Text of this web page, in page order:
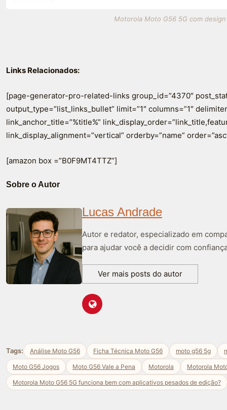
Motorola Moto G56 5G com
Links Relacionados:
[page-generator-pro-related-links group_id=”4370″
output_type=”list_links_bullet” limit=”1″ columns=”1″
link_anchor_title=”%title%”
link_display_alignment=”vertical” orderby=”name”
[amazon box =”B0F9MT4TTZ”]
Sobre o Autor
Lucas Andrade
Autor e redator, especializado em
para ajudar você a decidir com
Ver mais posts do autor
Tags: Análise Moto G56 Ficha Técnica Moto G56 moto g56 5g
Moto G56 Jogos Moto G56 Vale a Pena Motorola Motorola
Motorola Moto G56 5G funciona bem com aplicativos pesados de edição?